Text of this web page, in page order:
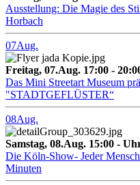
Ausstellung: Die Magie des
Horbach
07Aug.
Freitag, 07.Aug. 17:00 -
Das Mini Streetart Museum
"STADTGEFLÜSTER“
08Aug.
Samstag, 08.Aug. 15:00 -
Die Köln-Show- Jeder
Minuten